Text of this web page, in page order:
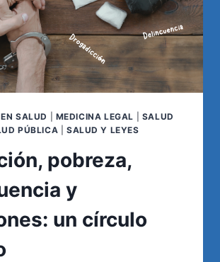
SALUD MEDICINA LEGAL
SALUD
PÚBLICA SALUD Y LEYES
pobreza,
y
un círculo